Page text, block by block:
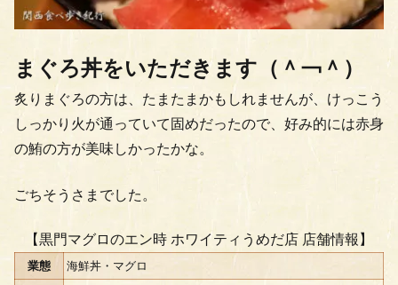
まぐろ丼をいただきます（＾￢＾）
炙りまぐろの方は、たまたまかもしれませんが、けっこう
しっかり火が通っていて固めだったので、好み的には赤身
の鮪の方が美味しかったかな。
ごちそうさまでした。
【黒門マグロのエン時 ホワイティうめだ店 店舗情報】
業態 海鮮丼・マグロ